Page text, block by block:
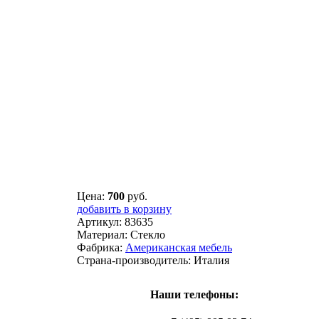
Цена: 700 руб.
добавить в корзину
Артикул: 83635
Материал: Стекло
Фабрика: Американская мебель
Страна-производитель: Италия
Наши телефоны: